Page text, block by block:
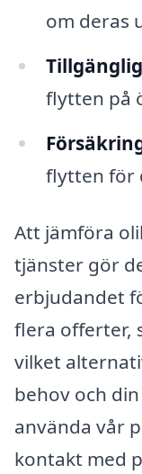
om deras
flytten på
flytten för
Att jämföra
tjänster gör
erbjudandet
flera offerter,
vilket
behov och
använda vår
kontakt med